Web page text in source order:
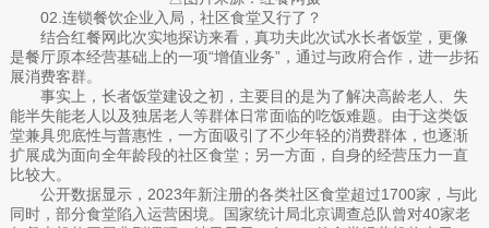
02.连锁餐饮企业入局，社区食堂又行了？
结合红餐网此次实地探访来看，真功夫此次试水长者饭堂，更像
是餐厅原本经营基础上的一项“增值业务”，通过与政府合作，进一步拓
展消费客群。
事实上，长者饭堂建设之初，主要目的是为了解决高龄老人、失
能半失能老人以及独居老人等群体日常面临的吃饭难题。由于这类饭
堂兼具兜底性与普惠性，一方面吸引了不少年轻的消费群体，也逐渐
扩展成为面向全年龄段的社区食堂；另一方面，自身的经营压力一直
比较大。
公开数据显示，2023年新注册的各类社区食堂超过1700家，与此
同时，部分食堂陷入运营困境。国家统计局北京调查总队曾对40家老